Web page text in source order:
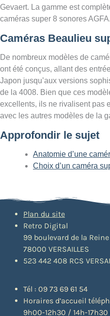
Gevaert. La gamme est
caméras super 8 sonores AGFA.
Caméras Beaulieu
De nombreux modèles de
ont été conçus, allant des
Japon jusqu’aux versions
de la 4008. Bien que ces
excellents, ils ne rivalisent pas
avec les autres modèles de la
Approfondir le sujet
Anatomie d’une
Choix d’un caméra
Plan du site
Retro Digital
99 boulevard de la Reine
78000 VERSAILLES
523 442 408 RCS
Tél : 09 73 69 61 54
Horaires d’accueil
9h00-12h30 / 14h-